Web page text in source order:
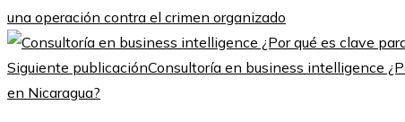
una operación contra el crimen organizado
Siguiente publicaciónConsultoría en business intelligence
en Nicaragua?